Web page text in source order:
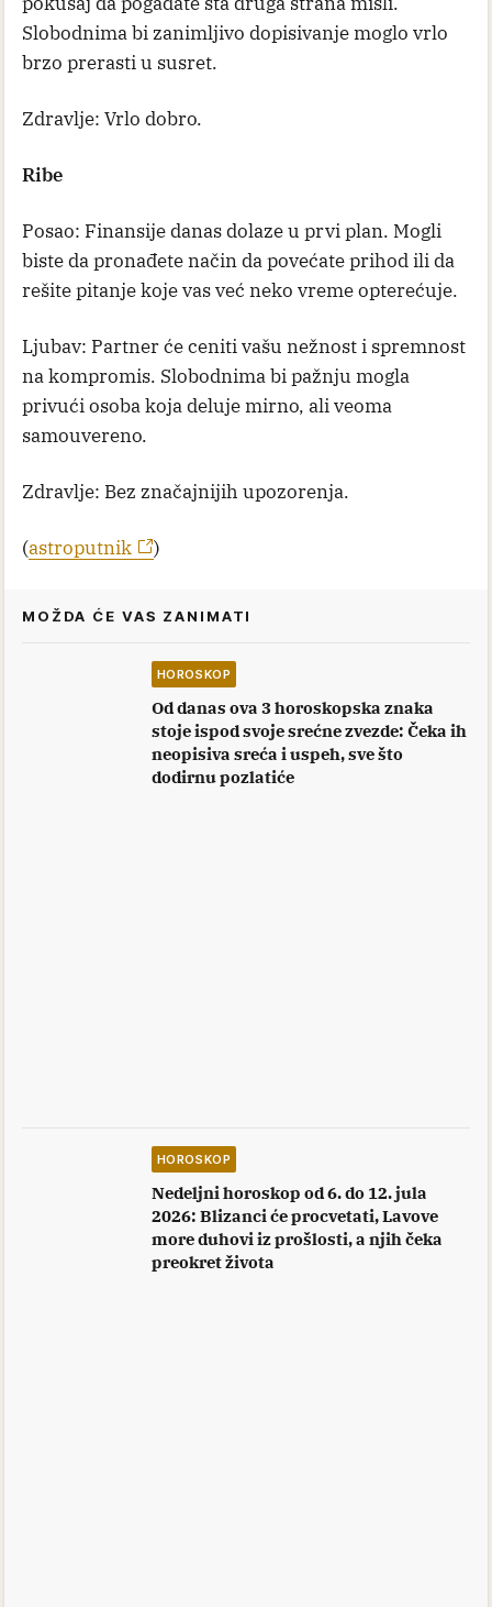
Slobodnima bi zanimljivo dopisivanje moglo vrlo
brzo prerasti u susret.
Zdravlje: Vrlo dobro.
Ribe
Posao: Finansije danas dolaze u prvi plan. Mogli
biste da pronađete način da povećate prihod ili da
rešite pitanje koje vas već neko vreme opterećuje.
Ljubav: Partner će ceniti vašu nežnost i spremnost
na kompromis. Slobodnima bi pažnju mogla
privući osoba koja deluje mirno, ali veoma
samouvereno.
Zdravlje: Bez značajnijih upozorenja.
(astroputnik )
MOŽDA ĆE VAS ZANIMATI
HOROSKOP
Od danas ova 3 horoskopska znaka
stoje ispod svoje srećne zvezde: Čeka ih
neopisiva sreća i uspeh, sve što
dodirnu pozlatiće
HOROSKOP
Nedeljni horoskop od 6. do 12. jula
2026: Blizanci će procvetati, Lavove
more duhovi iz prošlosti, a njih čeka
preokret života